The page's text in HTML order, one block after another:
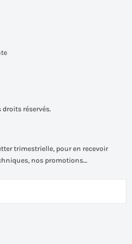
droits réservés.
trimestrielle, pour en recevoir
nos promotions…